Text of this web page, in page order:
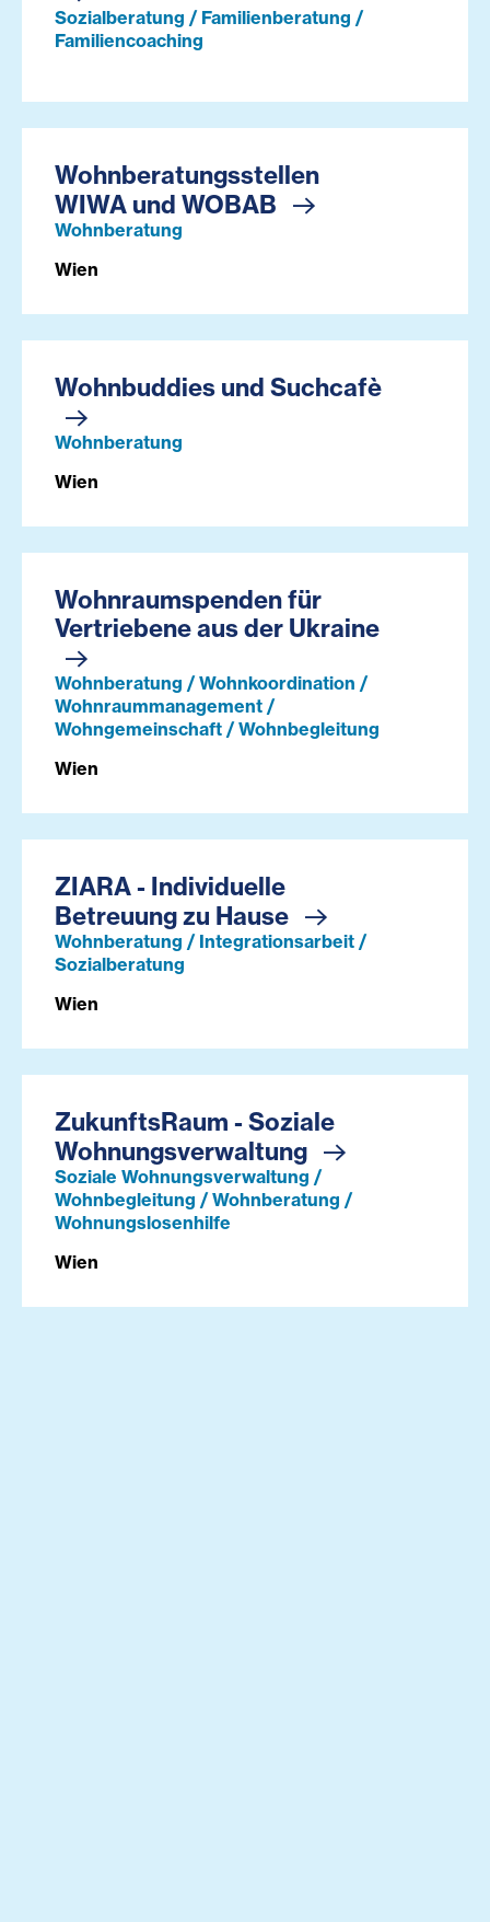
Sozialberatung / Familienberatung /
Familiencoaching
Wohnberatungsstellen
WIWA und WOBAB
Wohnberatung
Wien
Wohnbuddies und Suchcafè
Wohnberatung
Wien
Wohnraumspenden für
Vertriebene aus der Ukraine
Wohnberatung / Wohnkoordination /
Wohnraummanagement /
Wohngemeinschaft / Wohnbegleitung
Wien
ZIARA - Individuelle
Betreuung zu Hause
Wohnberatung / Integrationsarbeit /
Sozialberatung
Wien
ZukunftsRaum - Soziale
Wohnungsverwaltung
Soziale Wohnungsverwaltung /
Wohnbegleitung / Wohnberatung /
Wohnungslosenhilfe
Wien